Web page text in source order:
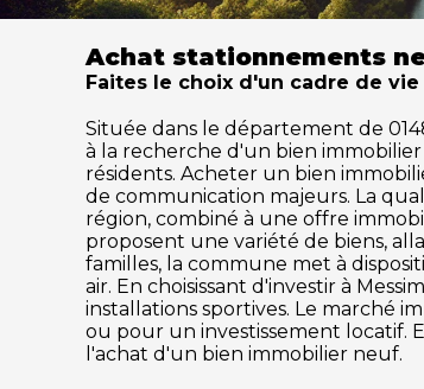
Achat stationnements
Faites le choix d'un cadre de
Située dans le département de
à la recherche d'un bien
résidents. Acheter un bien
de communication majeurs. La
région, combiné à une offre
proposent une variété de biens,
familles, la commune met à
air. En choisissant d'investir à
installations sportives. Le marché
ou pour un investissement locatif.
l'achat d'un bien immobilier neuf.